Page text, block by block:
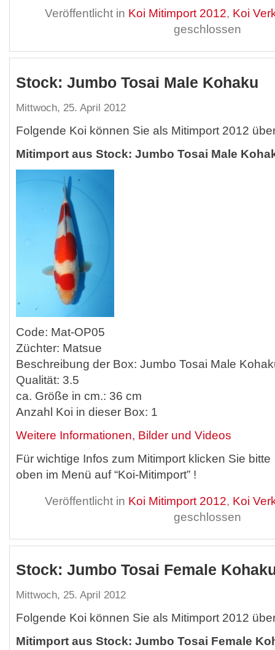
Veröffentlicht in Koi Mitimport 2012, Koi
geschlossen
Stock: Jumbo Tosai Male Kohaku
Mittwoch, 25. April 2012
Folgende Koi können Sie als Mitimport 2012
Mitimport aus Stock: Jumbo Tosai Male
Code: Mat-OP05
Züchter: Matsue
Beschreibung der Box: Jumbo Tosai Male
Qualität: 3.5
ca. Größe in cm.: 36 cm
Anzahl Koi in dieser Box: 1
Weitere Informationen, Bilder und Videos
Für wichtige Infos zum Mitimport klicken Sie bitte
oben im Menü auf “Koi-Mitimport” !
Veröffentlicht in Koi Mitimport 2012, Koi
geschlossen
Stock: Jumbo Tosai Female
Mittwoch, 25. April 2012
Folgende Koi können Sie als Mitimport 2012
Mitimport aus Stock: Jumbo Tosai Female